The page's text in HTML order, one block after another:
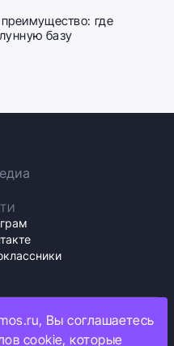
где
базу
данных
Вы соглашаетесь
cookie, которые